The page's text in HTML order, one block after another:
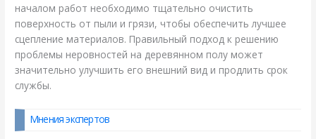
началом работ необходимо тщательно очистить
поверхность от пыли и грязи, чтобы обеспечить лучшее
сцепление материалов. Правильный подход к решению
проблемы неровностей на деревянном полу может
значительно улучшить его внешний вид и продлить срок
службы.
Мнения экспертов